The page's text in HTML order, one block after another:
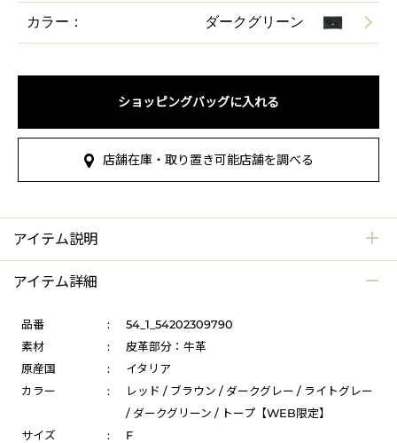
カラー： ダークグリーン
ショッピングバッグに入れる
店舗在庫・取り置き可能店舗を調べる
アイテム説明
アイテム詳細
品番 :
54_1_54202309790
素材
:
皮革部分：牛革
原産国
:
イタリア
カラー
:
レッド / ブラウン / ダークグレー / ライトグレー
/ ダークグリーン / トープ【WEB限定】
サイズ
:
F